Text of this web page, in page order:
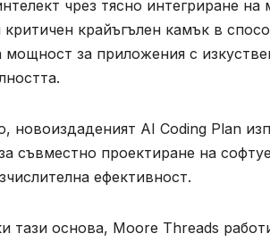
чрез тясно интегриране
критичен крайъгълен камък в
мощност за приложения с
новоиздаденият AI Coding Plan
съвместно проектиране на
ефективност.
тази основа, Moore Threads